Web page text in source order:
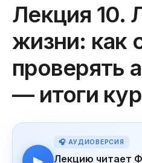
Лекция 10.
жизни: как
проверять
— итоги
🎧 АУДИОВЕРСИЯ
Лекцию читает